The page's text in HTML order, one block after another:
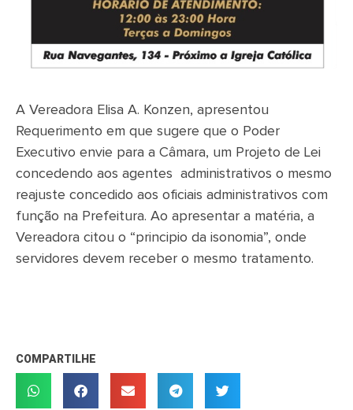
A Vereadora Elisa A. Konzen, apresentou
Requerimento em que sugere que o Poder
Executivo envie para a Câmara, um Projeto de Lei
concedendo aos agentes administrativos o mesmo
reajuste concedido aos oficiais administrativos com
função na Prefeitura. Ao apresentar a matéria, a
Vereadora citou o “principio da isonomia”, onde
servidores devem receber o mesmo tratamento.
COMPARTILHE